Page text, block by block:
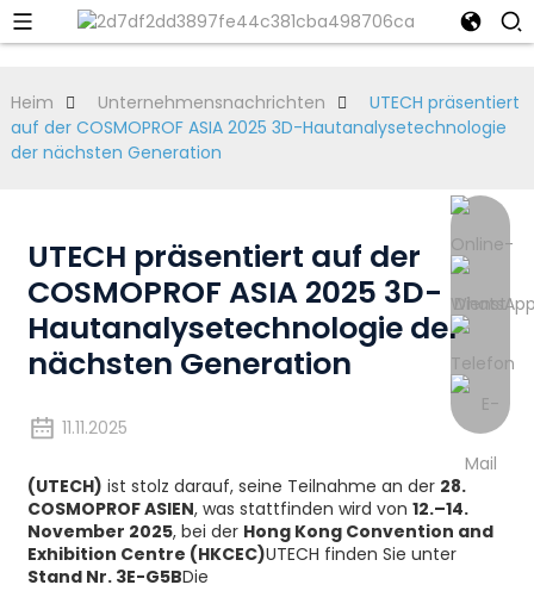
Heim Unternehmensnachrichten
UTECH präsentiert
auf der COSMOPROF ASIA 2025 3D-Hautanalysetechnologie
der nächsten Generation
UTECH präsentiert auf der
COSMOPROF ASIA 2025 3D-
Hautanalysetechnologie der
nächsten Generation
11.11.2025
(UTECH) ist stolz darauf, seine Teilnahme an der 28.
COSMOPROF ASIEN, was stattfinden wird von 12.–14.
November 2025, bei der Hong Kong Convention and
Exhibition Centre (HKCEC)UTECH finden Sie unter
Stand Nr. 3E-G5BDie